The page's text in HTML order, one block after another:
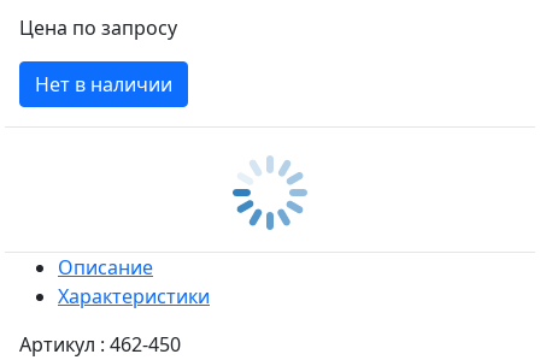
Цена по запросу
Нет в наличии
Описание
Характеристики
Артикул : 462-450